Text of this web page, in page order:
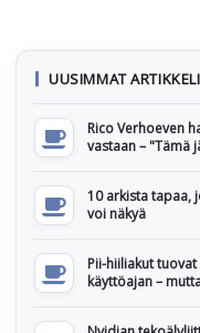
UUSIMMAT
Rico Verhoeven
vastaan – "Tämä
10 arkista tapaa,
voi näkyä
Pii-hiiliakut
käyttöajan –